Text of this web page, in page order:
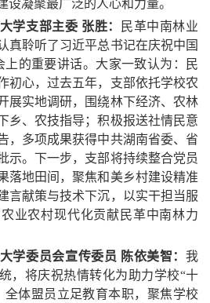
设凝聚最广泛的人心和力量。
学支部主委 张胜：
民革中南林业
真聆听了习近平总书记在庆祝中国
上的重要讲话。大家一致认为：民
初心，过去五年，支部依托学校农
展实地调研，围绕林下经济、农林
乡、农技指导；积极报送社情民意
，多项成果获得中共湖南省委、省
示。下一步，支部将持续整合党员
落地田间，聚焦和美乡村建设精准
言献策与技术下沉，以实干担当服
业农村现代化贡献民革中南林力
学委员会宣传委员 陈依美智： 我
，将庆祝热情转化为助力学校“十
全体盟员立足教育本职，聚焦学校